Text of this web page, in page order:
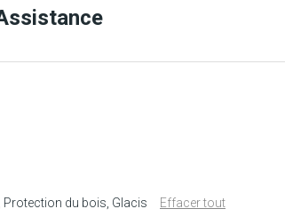
Protection du bois Glacis Effacer tout